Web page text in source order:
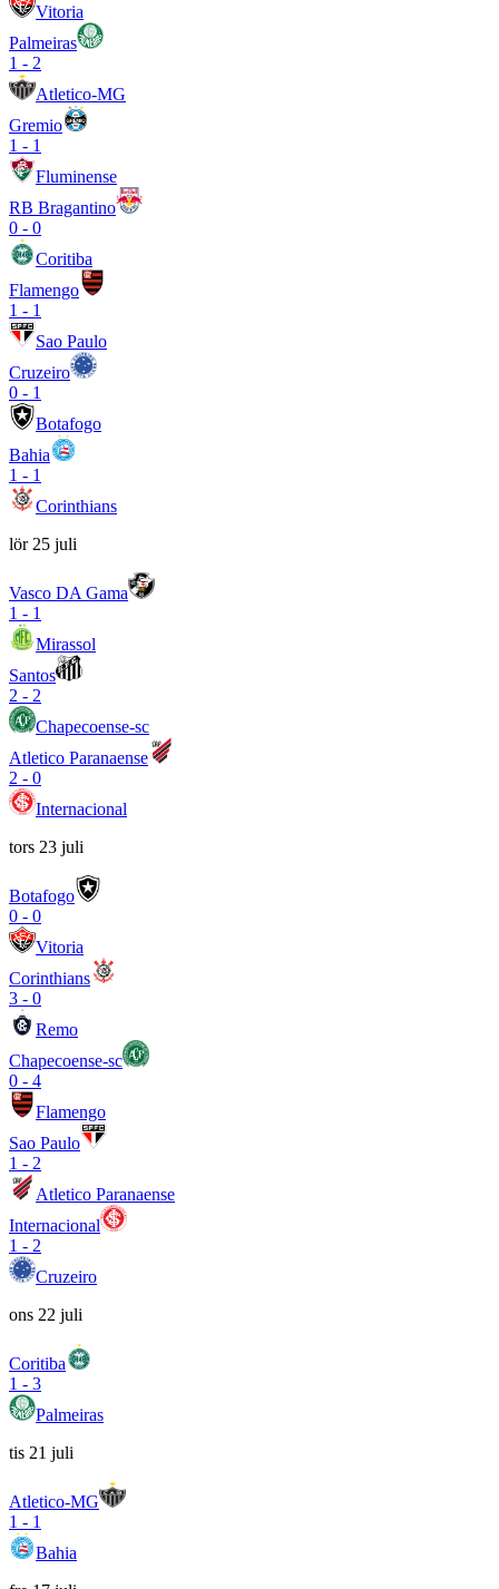
Vitoria
Palmeiras
1 - 2
Atletico-MG
Gremio
1 - 1
Fluminense
RB Bragantino
0 - 0
Coritiba
Flamengo
1 - 1
Sao Paulo
Cruzeiro
0 - 1
Botafogo
Bahia
1 - 1
Corinthians
lör 25 juli
Vasco DA Gama
1 - 1
Mirassol
Santos
2 - 2
Chapecoense-sc
Atletico Paranaense
2 - 0
Internacional
tors 23 juli
Botafogo
0 - 0
Vitoria
Corinthians
3 - 0
Remo
Chapecoense-sc
0 - 4
Flamengo
Sao Paulo
1 - 2
Atletico Paranaense
Internacional
1 - 2
Cruzeiro
ons 22 juli
Coritiba
1 - 3
Palmeiras
tis 21 juli
Atletico-MG
1 - 1
Bahia